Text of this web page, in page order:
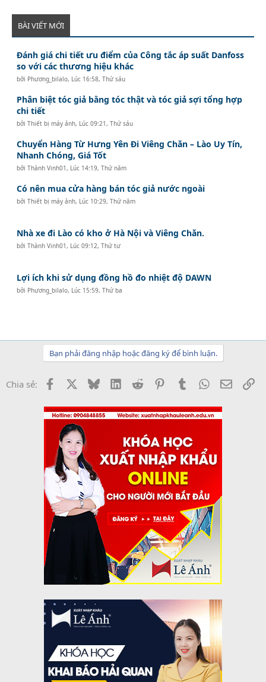
BÀI VIẾT MỚI
Đánh giá chi tiết ưu điểm của Công tắc áp suất Danfoss
so với các thương hiệu khác
bởi Phương_bilalo, Lúc 16:58, Thứ sáu
Phân biệt tóc giả bằng tóc thật và tóc giả sợi tổng hợp
chi tiết
bởiThiết bị máy ảnh, Lúc 09:21, Thứ sáu
Chuyển Hàng Từ Hưng Yên Đi Viêng Chăn – Lào Uy Tín,
Nhanh Chóng, Giá Tốt
bởiThành Vinh01, Lúc 14:19, Thứ năm
Có nên mua cửa hàng bán tóc giả nước ngoài
bởiThiết bị máy ảnh, Lúc 10:29, Thứ năm
Nhà xe đi Lào có kho ở Hà Nội và Viêng Chăn.
bởiThành Vinh01, Lúc 09:12, Thứ tư
Lợi ích khi sử dụng đồng hồ đo nhiệt độ DAWN
bởi Phương_bilalo, Lúc 15:59, Thứ ba
Bạn phải đăng nhập hoặc đăng ký để bình luận.
Chia sẻ: Facebook BlueskyLinkedInReddit PinterestTumblrWhatsApp
Email